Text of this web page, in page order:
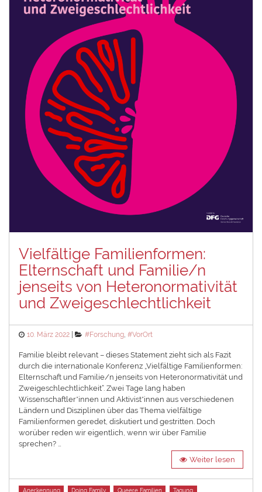
Vielfältige Familienformen:
Elternschaft und Familie/n
jenseits von Heteronormativität
und Zweigeschlechtlichkeit
Posted
10. März 2022 Categories
#Forschung ,#VorOrt
Familie bleibt relevant – dieses Statement zieht sich als Fazit
durch die internationale Konferenz „Vielfältige Familienformen:
Elternschaft und Familie/n jenseits von Heteronormativität und
Zweigeschlechtlichkeit“. Zwei Tage lang haben
Wissenschaftler*innen und Aktivist*innen aus verschiedenen
Ländern und Disziplinen über das Thema vielfältige
Familienformen geredet, diskutiert und gestritten. Doch
worüber reden wir eigentlich, wenn wir über Familie
sprechen? …
Weiter lesen
Tags